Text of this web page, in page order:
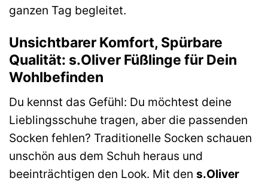
ganzen Tag begleitet.
Unsichtbarer Komfort, Spürbare
Qualität: s.Oliver Füßlinge für Dein
Wohlbefinden
Du kennst das Gefühl: Du möchtest deine
Lieblingsschuhe tragen, aber die passenden
Socken fehlen? Traditionelle Socken schauen
unschön aus dem Schuh heraus und
beeinträchtigen den Look. Mit den s.Oliver